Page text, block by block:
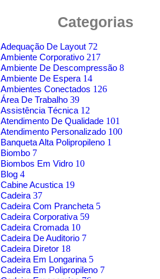
Categorias
Adequação De Layout 72
Ambiente Corporativo 217
Ambiente De Descompressão 8
Ambiente De Espera 14
Ambientes Conectados 126
Área De Trabalho 39
Assistência Técnica 12
Atendimento De Qualidade 101
Atendimento Personalizado 100
Banqueta Alta Polipropileno 1
Biombo 7
Biombos Em Vidro 10
Blog 4
Cabine Acustica 19
Cadeira 37
Cadeira Com Prancheta 5
Cadeira Corporativa 59
Cadeira Cromada 10
Cadeira De Auditorio 7
Cadeira Diretor 18
Cadeira Em Longarina 5
Cadeira Em Polipropileno 7